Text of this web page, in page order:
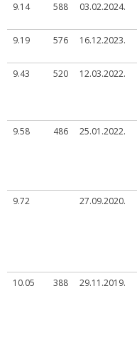
9.14
588 03.02.2024.
9.19 576 16.12.2023.
9.43
520 12.03.2022.
9.58
486 25.01.2022.
9.72
27.09.2020.
10.05 388 29.11.2019.